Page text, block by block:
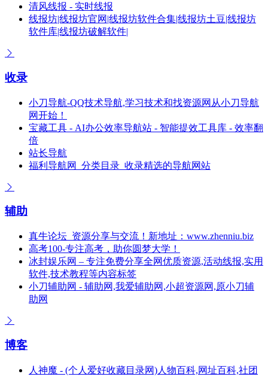
清风线报 - 实时线报
线报坊|线报坊官网|线报坊软件合集|线报坊土豆|线报坊
软件库|线报坊破解软件|
收录
小刀导航-QQ技术导航,学习技术和找资源网从小刀导航
网开始！
宝藏工具 - AI办公效率导航站 - 智能提效工具库 - 效率翻
倍
站长导航
福利导航网_分类目录_收录精选的导航网站
辅助
真牛论坛_资源分享与交流！新地址：www.zhenniu.biz
高考100-专注高考，助你圆梦大学！
冰封娱乐网 – 专注免费分享全网优质资源,活动线报,实用
软件,技术教程等内容标签
小刀辅助网 - 辅助网,我爱辅助网,小超资源网,原小刀辅
助网
博客
人神魔 - (个人爱好收藏目录网)人物百科,网址百科,社团